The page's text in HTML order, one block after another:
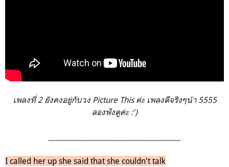
เพลงที่ 2 ยังคงอยู่กับวง Picture This ค่ะ เพลงดีจริงๆน้า 5555
ลองฟังดูค่ะ :')
I called her up she said that she couldn't talk